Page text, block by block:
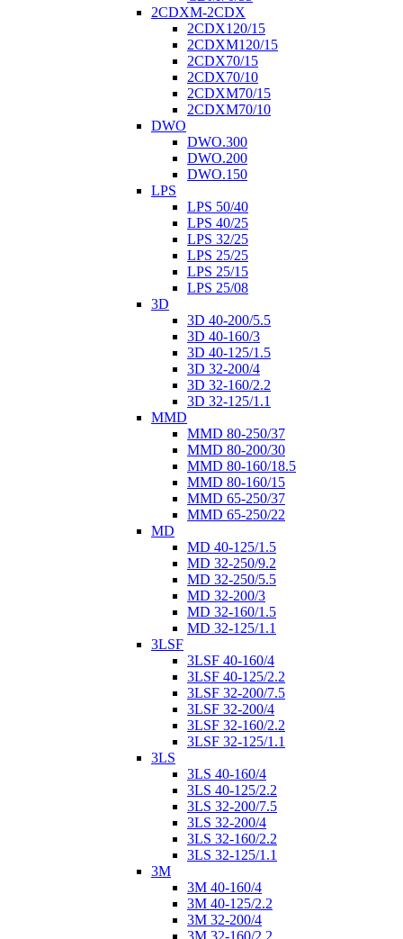
2CDXM-2CDX
2CDX120/15
2CDXM120/15
2CDX70/15
2CDX70/10
2CDXM70/15
2CDXM70/10
DWO
DWO.300
DWO.200
DWO.150
LPS
LPS 50/40
LPS 40/25
LPS 32/25
LPS 25/25
LPS 25/15
LPS 25/08
3D
3D 40-200/5.5
3D 40-160/3
3D 40-125/1.5
3D 32-200/4
3D 32-160/2.2
3D 32-125/1.1
MMD
MMD 80-250/37
MMD 80-200/30
MMD 80-160/18.5
MMD 80-160/15
MMD 65-250/37
MMD 65-250/22
MD
MD 40-125/1.5
MD 32-250/9.2
MD 32-250/5.5
MD 32-200/3
MD 32-160/1.5
MD 32-125/1.1
3LSF
3LSF 40-160/4
3LSF 40-125/2.2
3LSF 32-200/7.5
3LSF 32-200/4
3LSF 32-160/2.2
3LSF 32-125/1.1
3LS
3LS 40-160/4
3LS 40-125/2.2
3LS 32-200/7.5
3LS 32-200/4
3LS 32-160/2.2
3LS 32-125/1.1
3M
3M 40-160/4
3M 40-125/2.2
3M 32-200/4
3M 32-160/2.2